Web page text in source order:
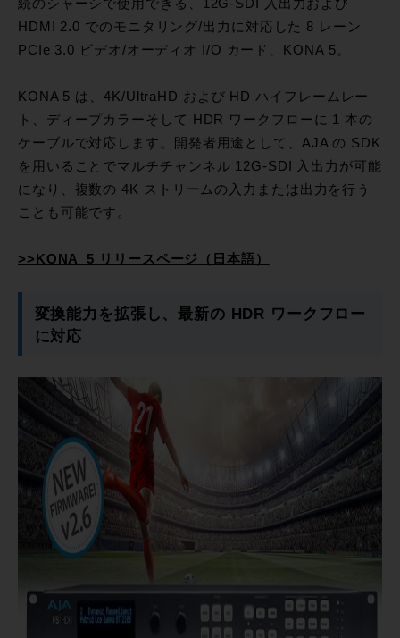
続のシャーシで使用できる、12G-SDI 入出力および
HDMI 2.0 でのモニタリング/出力に対応した 8 レーン
PCIe 3.0 ビデオ/オーディオ I/O カード、KONA 5。
KONA 5 は、4K/UltraHD および HD ハイフレームレー
ト、ディープカラーそして HDR ワークフローに 1 本の
ケーブルで対応します。開発者用途として、AJA の SDK
を用いることでマルチチャンネル 12G-SDI 入出力が可能
になり、複数の 4K ストリームの入力または出力を行う
ことも可能です。
>>KONA_5 リリースページ（日本語）
変換能力を拡張し、最新の HDR ワークフロー
に対応